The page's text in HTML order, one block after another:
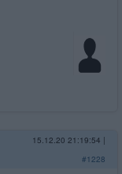
15.12.20 21:19:54 |
#1228